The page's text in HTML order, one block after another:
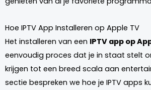
Hoe IPTV App Installeren op Apple TV
Het installeren van een IPTV app op
eenvoudig proces dat je in staat stelt
krijgen tot een breed scala aan
sectie bespreken we hoe je IPTV apps